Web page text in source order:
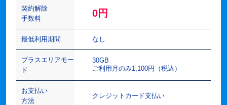
契約解除
手数料
0円
最低利用期間 なし
プラスエリアモー
ド
30GB
ご利用月のみ1,100円（税込）
お支払い
方法
クレジットカード支払い